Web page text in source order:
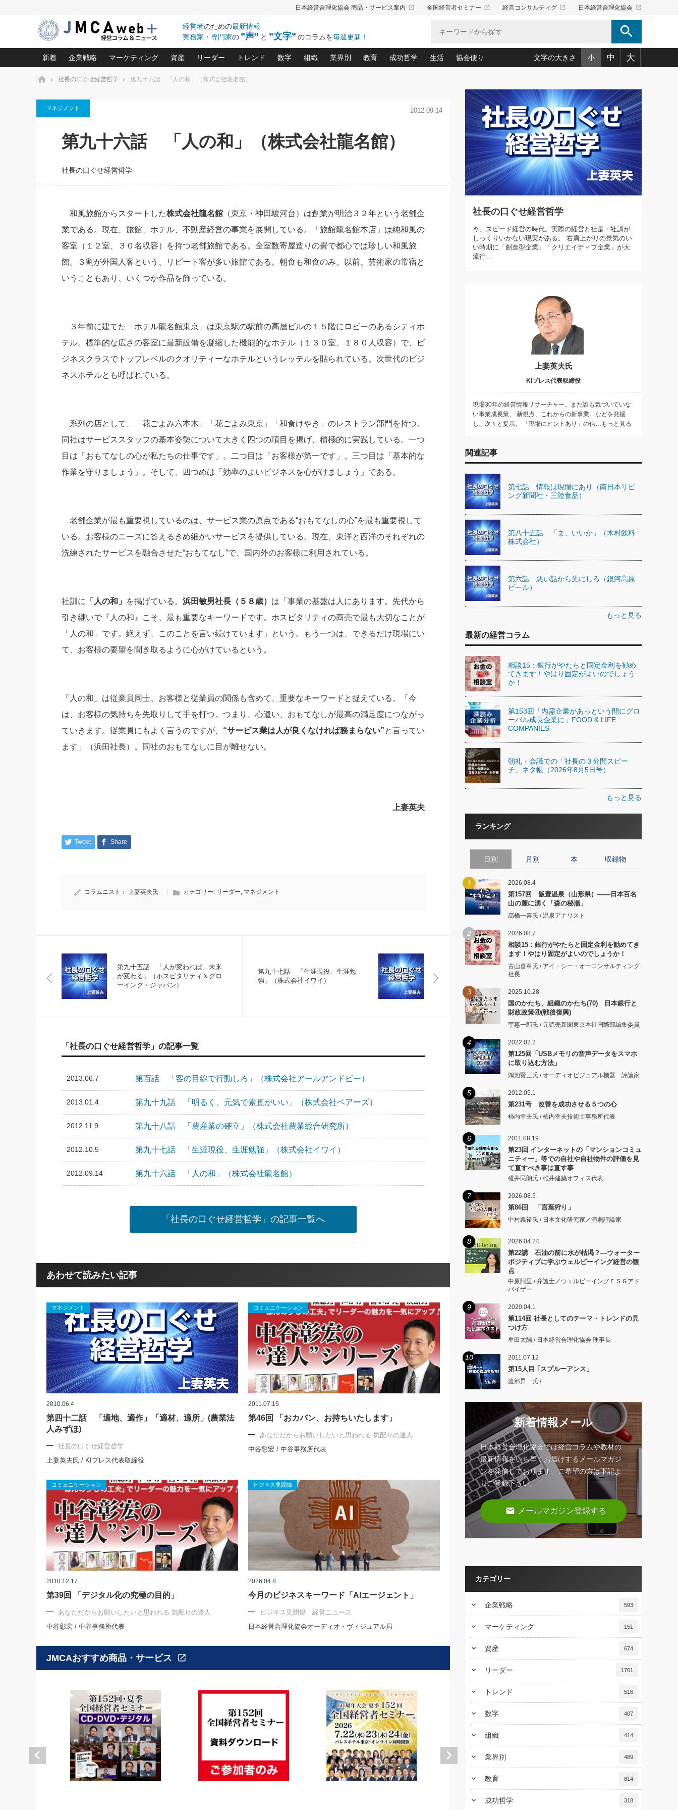
日本経営合理化協会 商品・サービス案内 launch 全国経営者セミナー launch 経営コンサルティグ launch 日本経営合理化協会 launch
経営者のための最新情報
実務家・専門家の ”声” と ”文字” のコラムを毎週更新！ search
新着
がよいのでしょうか！
2026.08.7
日号）
2026.08.5
第86回 「言葉狩り」
もっとみる
企業戦略
中小企業の「１位づくり」戦略(96)
利益を最大化する「業務改善」横田尚哉氏(5)
強い会社を築く ビジネス・クリニック(240)
日本レーザー「人を大切にしながら利益を上げる経営」の極意
武器としてのM&A入門(3)
継続経営 百話百行(85)
野田久美子 香港ビジネス成功法(10)
マーケティング
ロングセラーの玉手箱(9)
は(5)
最高の自分を表現する 成功イメージ戦略(77)
資産
中国経済の最新動向(204)
事業承継の前に、決めておきたい、知っておきたい、やってお
リーダー
ピョートル・F・グジバチの『経営戦略の新常識』(12)
次もあなたにお願いしたいと思われる「一流の仕事術」(28)
社長の口ぐせ経営哲学(100)
社長の右腕をつくる 人と組織を動かす(200)
酒井英之の社長のビジョン実現道場(10)
トレンド
北村森の「今月のヒット商品」(109)
数字
おカネが残る決算書にするために、やっておきたいこと(34)
会社を守り抜くための緊急対策(100)
強い決算書の会社はココが違う！(36)
賢い社長の「経理財務の見どころ・勘どころ・ツッコミどこ
ろ」(149)
銀行交渉はこうしなさい！(12)
組織
職場の生産性を下げるハラスメントの予防策(10)
賃金決定の定石(68)
顧客・社員・社会から支持される「ウェルビーイング経営入
業界別
大久保一彦の“流行る”お店の仕組みづくり(210)
柿内幸夫─社長のための現場改善(174)
教育
あなただからお願いしたいと思われる 気配りの達人(127)
クレーム対応 実践マニュアル(92)
クレーム対応の新知識と新常識(57)
デキル社員に育てる！ 社員教育の決め手(203)
東川鷹年の「中小企業の人育て」(38)
欧米資産家に学ぶ二世教育(100)
社長のための“全員営業”(30)
行動科学マネジメント(5)
成功哲学
中国哲学に学ぶ 不況は会社守成の好機(38)
令和時代の「社長の人間力の磨き方」(86)
先人の名句名言の教え 東洋思想に学ぶ経営学(132)
渡部昇一の「日本の指導者たち」(32)
経営に活かす“十八史略”(30)
生活
おのころ心平の ──社長のための「か・ら・だマネジメント」
(50)
デジタルＡＶを味方に！新・仕事術(180)
リーダー脳の鍛え方(32)
ワインを楽しむ基礎レッスン(12)
必読！社長が読むべき今月の4冊(88)
眼と耳で楽しむ読書術(162)
社長の「氣」(30)
米国スポーツ・ビジネスに学ぶ心理学(98)
高橋一喜の『これぞ！"本物の温泉"』(157)
協会便り
「愛読者通信」著者インタビュー(44)
ビジネス見聞録 経営ニュース(100)
作間信司の経営無形庵(けいえいむぎょうあん)(166)
経営セミナー情報局(1)
繁栄への着眼点 牟田太陽(76)
講話を聞いて学ぼう 実学・耳学・磨く「ミミガク」のすすめ
(7)
文字の大きさ 小 中 大
ホーム 社長の口ぐせ経営哲学 第九十六話 「人の和」（株式会社龍名館）
マネジメント 2012.09.14
第九十六話 「人の和」（株式会社龍名館）
社長の口ぐせ経営哲学
和風旅館からスタートした株式会社龍名館 （東京・神田駿河台）は創業が明治３２年という老舗企
業である。現在、旅館、ホテル、不動産経営の事業を展開している。「旅館龍名館本店」は純和風の
客室（１２室、３０名収容）を持つ老舗旅館である。全室数寄屋造りの畳で都心では珍しい和風旅
館。３割が外国人客という、リピート客が多い旅館である。朝食も和食のみ。以前、芸術家の常宿と
いうこともあり、いくつか作品を飾っている。
３年前に建てた「ホテル龍名館東京」は東京駅の駅前の高層ビルの１５階にロビーのあるシティホ
テル。標準的な広さの客室に最新設備を凝縮した機能的なホテル（１３０室、１８０人収容）で、ビ
ジネスクラスでトップレベルのクオリティーなホテルというレッテルを貼られている。次世代のビジ
ネスホテルとも呼ばれている。
系列の店として、「花ごよみ六本木」「花ごよみ東京」「和食けやき」のレストラン部門を持つ。
同社はサービススタッフの基本姿勢について大きく四つの項目を掲げ、積極的に実践している。一つ
目は「おもてなしの心が私たちの仕事です」。二つ目は「お客様が第一です」。三つ目は「基本的な
作業を守りましょう」。そして、四つめは「効率のよいビジネスを心がけましょう」である。
老舗企業が最も重要視しているのは、サービス業の原点である“おもてなしの心”を最も重要視して
いる。お客様のニーズに答えるきめ細かいサービスを提供している。現在、東洋と西洋のそれぞれの
洗練されたサービスを融合させた“おもてなし”で、国内外のお客様に利用されている。
社訓に 「人の和」 を掲げている。 浜田敏男社長（５８歳） は「事業の基盤は人にあります。先代から
引き継いで『人の和』こそ、最も重要なキーワードです。ホスピタリティの商売で最も大切なことが
「人の和」です。絶えず、このことを言い続けています」という。もう一つは、できるだけ現場にい
て、お客様の要望を聞き取るように心がけているという。
「人の和」は従業員同士、お客様と従業員の関係も含めて、重要なキーワードと捉えている。「今
は、お客様の気持ちを先取りして手を打つ。つまり、心遣い、おもてなしが最高の満足度につながっ
ていきます。従業員にもよく言うのですが、 “サービス業は人が良くなければ務まらない”と言ってい
ます」（浜田社長）。同社のおもてなしに目が離せない。
上妻英夫
Tweet Share
コラムニスト： 上妻英夫氏 カテゴリー: リーダー, マネジメント
第九十五話 「人が変われば、未来
が変わる」（ホスピタリティ＆グロ
ーイング・ジャパン）
第九十七話 「生涯現役、生涯勉
強」（株式会社イワイ）
「社長の口ぐせ経営哲学」の記事一覧
2013.06.7 第百話 「客の目線で行動しろ」（株式会社アールアンドビー）
2013.01.4 第九十九話 「明るく、元気で素直がいい」（株式会社ベアーズ）
2012.11.9 第九十八話 「農産業の確立」（株式会社農業総合研究所）
2012.10.5 第九十七話 「生涯現役、生涯勉強」（株式会社イワイ）
2012.09.14 第九十六話 「人の和」（株式会社龍名館）
「社長の口ぐせ経営哲学」の記事一覧へ
あわせて読みたい記事
マネジメント
2010.06.4
第四十二話 「適地、適作」「適材、適所」(農業法
人みずほ)
社長の口ぐせ経営哲学
上妻英夫氏 / KIプレス代表取締役
コミュニケーション
2011.07.15
第46回 「おカバン、お持ちいたします」
あなただからお願いしたいと思われる 気配りの達人
中谷彰宏 / 中谷事務所代表
コミュニケーション
2010.12.17
第39回 「デジタル化の究極の目的」
あなただからお願いしたいと思われる 気配りの達人
中谷彰宏 / 中谷事務所代表
ビジネス見聞録
2026.04.8
今月のビジネスキーワード「AIエージェント」
ビジネス見聞録 経営ニュース
日本経営合理化協会オーディオ・ヴィジュアル局
JMCAおすすめ商品・サービス open_in_new
社長の口ぐせ経営哲学
今、スピード経営の時代。実際の経営と社是・社訓が
しっくりいかない現実がある。 右肩上がりの景気のい
い時期に「創造型企業」「クリエイティブ企業」が大
流行…
上妻英夫氏
KIプレス代表取締役
現場30年の経営情報リサーチャー。まだ誰も気づいていな
い事業成長策、 新視点、これからの新事業…などを発掘
し、次々と提示。 「現場にヒントあり」の信…もっと見る
関連記事
第七話 情報は現場にあり（南日本リビ
ング新聞社・三陸食品）
第八十五話 「ま、いいか」（木村飲料
株式会社）
第六話 悪い話から先にしろ（銀河高原
ビール）
もっと見る
最新の経営コラム
相談15：銀行がやたらと固定金利を勧め
てきます！やはり固定がよいのでしょう
か！
第153回「内需企業があっという間にグロ
ーバル成長企業に」FOOD & LIFE
COMPANIES
朝礼・会議での「社長の３分間スピー
チ」ネタ帳（2026年8月5日号）
もっと見る
ランキング
日別 月別 本 収録物
1 2026.08.4
第157回 飯豊温泉（山形県）――日本百名
山の麓に湧く「森の秘湯」
高橋一喜氏 / 温泉アナリスト
2 2026.08.7
相談15：銀行がやたらと固定金利を勧めてき
ます！やはり固定がよいのでしょうか！
古山喜章氏 / アイ・シー・オーコンサルティング
社長
3 2025.10.28
国のかたち、組織のかたち(70) 日本銀行と
財政政策④(戦後復興)
宇惠一郎氏 / 元読売新聞東京本社国際部編集委員
4 2022.02.2
第125回「USBメモリの音声データをスマホ
に取り込む方法」
鴻池賢三氏 / オーディオビジュアル機器 評論家
5 2012.05.1
第231号 改善を成功させる５つの心
柿内幸夫氏 / 柿内幸夫技術士事務所代表
6 2011.08.19
第23回 インターネットの「マンションコミュ
ニティー」等での自社や自社物件の評価を見
て直すべき事は直す事
碓井民朗氏 / 碓井建築オフィス代表
7 2026.08.5
第86回 「言葉狩り」
中村義裕氏 / 日本文化研究家／演劇評論家
8 2026.04.24
第22講 石油の前に水が枯渇？―ウォーター
ポジティブに学ぶウェルビーイング経営の観
点
中原阿里 / 弁護士／ウエルビーイングＥＳＧアド
バイザー
9 2020.04.1
第114回 社長としてのテーマ・トレンドの見
つけ方
牟田太陽 / 日本経営合理化協会 理事長
10 2011.07.12
第15人目 ｢スプルーアンス」
渡部昇一氏 /
新着情報メール
日本経営合理化協会では経営コラムや教材の
最新情報をいち早くお届けするメールマガジ
ンを発信しております。ご希望の方は下記よ
りご登録下さい。
email メールマガジン登録する
カテゴリー
keyboard_arrow_down 企業戦略 593
keyboard_arrow_down マーケティング 151
keyboard_arrow_down 資産 674
keyboard_arrow_down リーダー 1701
keyboard_arrow_down トレンド 516
keyboard_arrow_down 数字 407
keyboard_arrow_down 組織 414
keyboard_arrow_down 業界別 489
keyboard_arrow_down 教育 814
keyboard_arrow_down 成功哲学 318